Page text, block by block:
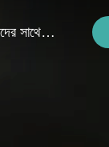
আমাদের সাথে যোগাযোগ